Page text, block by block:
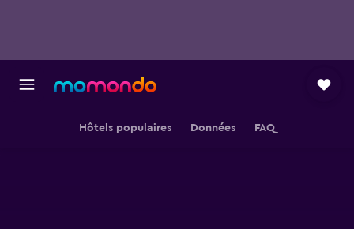
Hôtels populaires Données FAQ